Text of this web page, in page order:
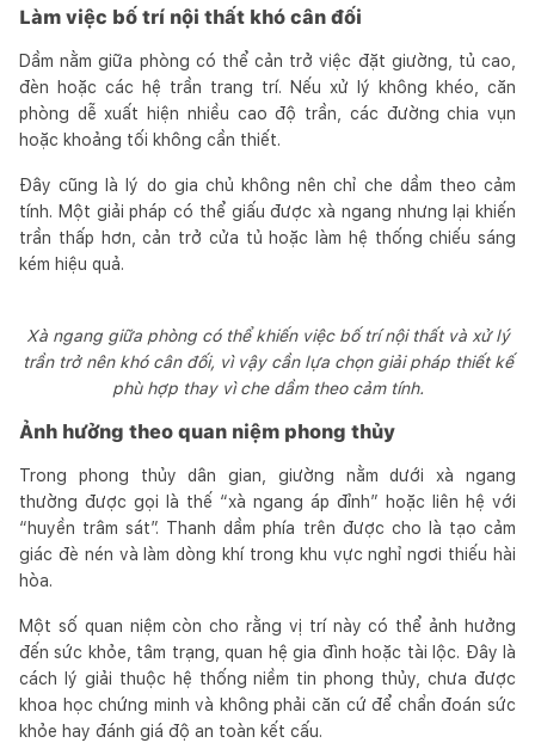
Làm việc bố trí nội thất khó cân đối
Dầm nằm giữa phòng có thể cản trở việc đặt giường, tủ cao,
đèn hoặc các hệ trần trang trí. Nếu xử lý không khéo, căn
phòng dễ xuất hiện nhiều cao độ trần, các đường chia vụn
hoặc khoảng tối không cần thiết.
Đây cũng là lý do gia chủ không nên chỉ che dầm theo cảm
tính. Một giải pháp có thể giấu được xà ngang nhưng lại khiến
trần thấp hơn, cản trở cửa tủ hoặc làm hệ thống chiếu sáng
kém hiệu quả.
Xà ngang giữa phòng có thể khiến việc bố trí nội thất và xử lý
trần trở nên khó cân đối, vì vậy cần lựa chọn giải pháp thiết kế
phù hợp thay vì che dầm theo cảm tính.
Ảnh hưởng theo quan niệm phong thủy
Trong phong thủy dân gian, giường nằm dưới xà ngang
thường được gọi là thế “xà ngang áp đỉnh” hoặc liên hệ với
“huyền trâm sát”. Thanh dầm phía trên được cho là tạo cảm
giác đè nén và làm dòng khí trong khu vực nghỉ ngơi thiếu hài
hòa.
Một số quan niệm còn cho rằng vị trí này có thể ảnh hưởng
đến sức khỏe, tâm trạng, quan hệ gia đình hoặc tài lộc. Đây là
cách lý giải thuộc hệ thống niềm tin phong thủy, chưa được
khoa học chứng minh và không phải căn cứ để chẩn đoán sức
khỏe hay đánh giá độ an toàn kết cấu.